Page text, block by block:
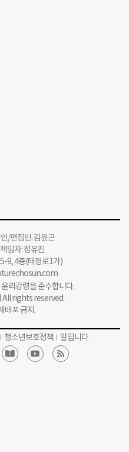
/편집인: 김윤곤
임자: 정유진
9, 4층(태평로1가)
리강령을 준수합니다.
rights reserved.
배포 금지.
청소년보호정책 알립니다